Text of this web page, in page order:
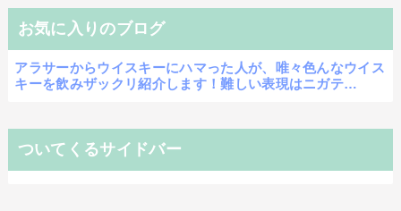
お気に入りのブログ
アラサーからウイスキーにハマった人が、唯々色んなウイス
キーを飲みザックリ紹介します！難しい表現はニガテ…
ついてくるサイドバー